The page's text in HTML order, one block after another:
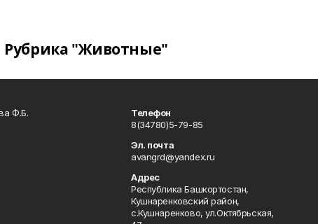
Рубрика "Животные"
Ф.Б.
Телефон
8(34780)5-79-85
Эл. почта
avangrd@yandex.ru
Адрес
Республика Башкортостан,
Кушнаренковский район,
с.Кушнаренково, ул.Октябрьская,